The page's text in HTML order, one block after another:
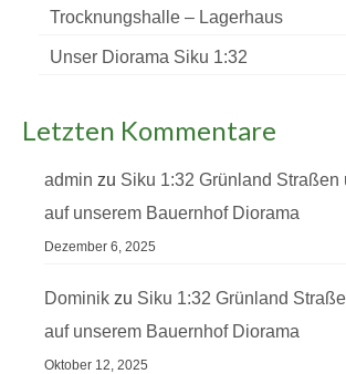
Trocknungshalle – Lagerhaus
Unser Diorama Siku 1:32
Letzten Kommentare
admin zu Siku 1:32 Grünland Straßen
auf unserem Bauernhof Diorama
Dezember 6, 2025
Dominik zu Siku 1:32 Grünland
auf unserem Bauernhof Diorama
Oktober 12, 2025